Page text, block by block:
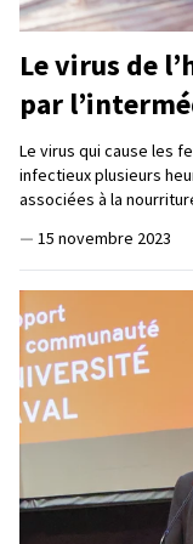
Le virus de
par
Le virus qui cause les
infectieux plusieurs
associées à la
— 15 novembre 2023